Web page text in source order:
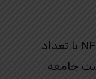
علاوه بر این، کلکسیون‌های NFT با تعداد
جامعه